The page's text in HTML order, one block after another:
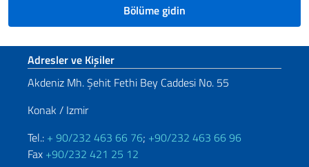
Bölüme gidin
Footer section
Adresler ve Kişiler
Akdeniz Mh. Şehit Fethi Bey Caddesi No. 55
Konak / Izmir
Tel.: + 90/232 463 66 76; +90/232 463 66 96
Fax +90/232 421 25 12